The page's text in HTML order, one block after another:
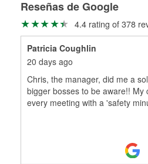
Más información sobre el
Herramientas de O'Reilly
medirán tus tambores o discos
ser rectificados con seguridad. Si
pueden ser reutilizados,
partes de reemplazo correctas
Rectificación de tambores y
Reseñas de Google
4.4 rating of 378
Patricia Coughlin
20 days ago
Chris, the manager, did me a
bigger bosses to be aware!! My
every meeting with a 'safety